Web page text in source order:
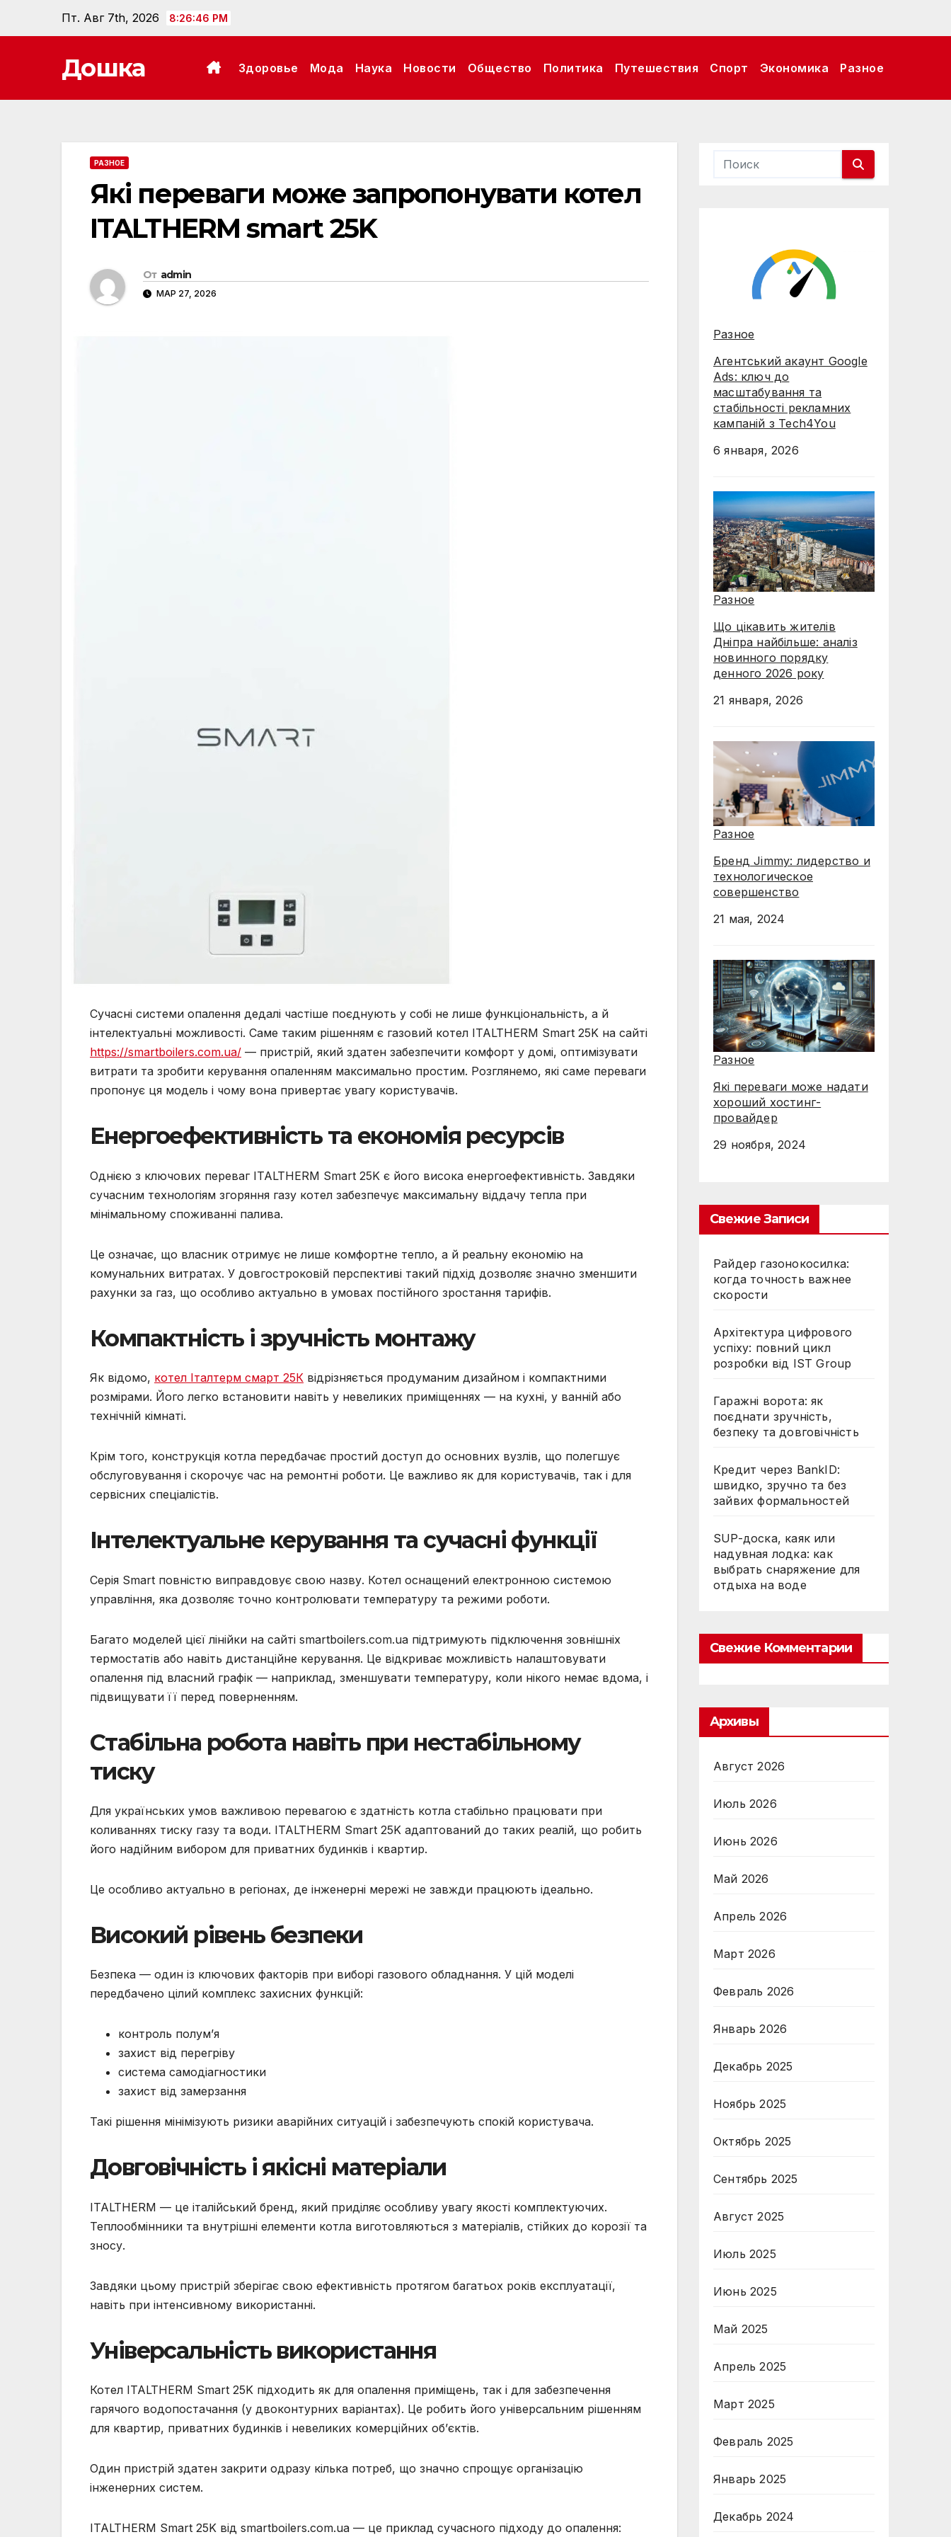
Пт. Авг 7th, 2026 8:26:47 PM
Дошка Здоровье Мода Наука Новости Общество Политика Путешествия Спорт Экономика Разное
РАЗНОЕ
Які переваги може запропонувати котел
ITALTHERM smart 25K
От admin
МАР 27, 2026
Сучасні системи опалення дедалі частіше поєднують у собі не лише функціональність, а й
інтелектуальні можливості. Саме таким рішенням є газовий котел ITALTHERM Smart 25K на сайті
https://smartboilers.com.ua/ — пристрій, який здатен забезпечити комфорт у домі, оптимізувати
витрати та зробити керування опаленням максимально простим. Розглянемо, які саме переваги
пропонує ця модель і чому вона привертає увагу користувачів.
Енергоефективність та економія ресурсів
Однією з ключових переваг ITALTHERM Smart 25K є його висока енергоефективність. Завдяки
сучасним технологіям згоряння газу котел забезпечує максимальну віддачу тепла при
мінімальному споживанні палива.
Це означає, що власник отримує не лише комфортне тепло, а й реальну економію на
комунальних витратах. У довгостроковій перспективі такий підхід дозволяє значно зменшити
рахунки за газ, що особливо актуально в умовах постійного зростання тарифів.
Компактність і зручність монтажу
Як відомо, котел Італтерм смарт 25К відрізняється продуманим дизайном і компактними
розмірами. Його легко встановити навіть у невеликих приміщеннях — на кухні, у ванній або
технічній кімнаті.
Крім того, конструкція котла передбачає простий доступ до основних вузлів, що полегшує
обслуговування і скорочує час на ремонтні роботи. Це важливо як для користувачів, так і для
сервісних спеціалістів.
Інтелектуальне керування та сучасні функції
Серія Smart повністю виправдовує свою назву. Котел оснащений електронною системою
управління, яка дозволяє точно контролювати температуру та режими роботи.
Багато моделей цієї лінійки на сайті smartboilers.com.ua підтримують підключення зовнішніх
термостатів або навіть дистанційне керування. Це відкриває можливість налаштовувати
опалення під власний графік — наприклад, зменшувати температуру, коли нікого немає вдома, і
підвищувати її перед поверненням.
Стабільна робота навіть при нестабільному
тиску
Для українських умов важливою перевагою є здатність котла стабільно працювати при
коливаннях тиску газу та води. ITALTHERM Smart 25K адаптований до таких реалій, що робить
його надійним вибором для приватних будинків і квартир.
Це особливо актуально в регіонах, де інженерні мережі не завжди працюють ідеально.
Високий рівень безпеки
Безпека — один із ключових факторів при виборі газового обладнання. У цій моделі
передбачено цілий комплекс захисних функцій:
контроль полум’я
захист від перегріву
система самодіагностики
захист від замерзання
Такі рішення мінімізують ризики аварійних ситуацій і забезпечують спокій користувача.
Довговічність і якісні матеріали
ITALTHERM — це італійський бренд, який приділяє особливу увагу якості комплектуючих.
Теплообмінники та внутрішні елементи котла виготовляються з матеріалів, стійких до корозії та
зносу.
Завдяки цьому пристрій зберігає свою ефективність протягом багатьох років експлуатації,
навіть при інтенсивному використанні.
Універсальність використання
Котел ITALTHERM Smart 25K підходить як для опалення приміщень, так і для забезпечення
гарячого водопостачання (у двоконтурних варіантах). Це робить його універсальним рішенням
для квартир, приватних будинків і невеликих комерційних об’єктів.
Один пристрій здатен закрити одразу кілька потреб, що значно спрощує організацію
інженерних систем.
ITALTHERM Smart 25K від smartboilers.com.ua — це приклад сучасного підходу до опалення:
Разное
Агентський акаунт Google
Ads: ключ до
масштабування та
стабільності рекламних
кампаній з Tech4You
6 января, 2026
Разное
Що цікавить жителів
Дніпра найбільше: аналіз
новинного порядку
денного 2026 року
21 января, 2026
Разное
Бренд Jimmy: лидерство и
технологическое
совершенство
21 мая, 2024
Разное
Які переваги може надати
хороший хостинг-
провайдер
29 ноября, 2024
Свежие Записи
Райдер газонокосилка:
когда точность важнее
скорости
Архітектура цифрового
успіху: повний цикл
розробки від IST Group
Гаражні ворота: як
поєднати зручність,
безпеку та довговічність
Кредит через BankID:
швидко, зручно та без
зайвих формальностей
SUP-доска, каяк или
надувная лодка: как
выбрать снаряжение для
отдыха на воде
Свежие Комментарии
Архивы
Август 2026
Июль 2026
Июнь 2026
Май 2026
Апрель 2026
Март 2026
Февраль 2026
Январь 2026
Декабрь 2025
Ноябрь 2025
Октябрь 2025
Сентябрь 2025
Август 2025
Июль 2025
Июнь 2025
Май 2025
Апрель 2025
Март 2025
Февраль 2025
Январь 2025
Декабрь 2024